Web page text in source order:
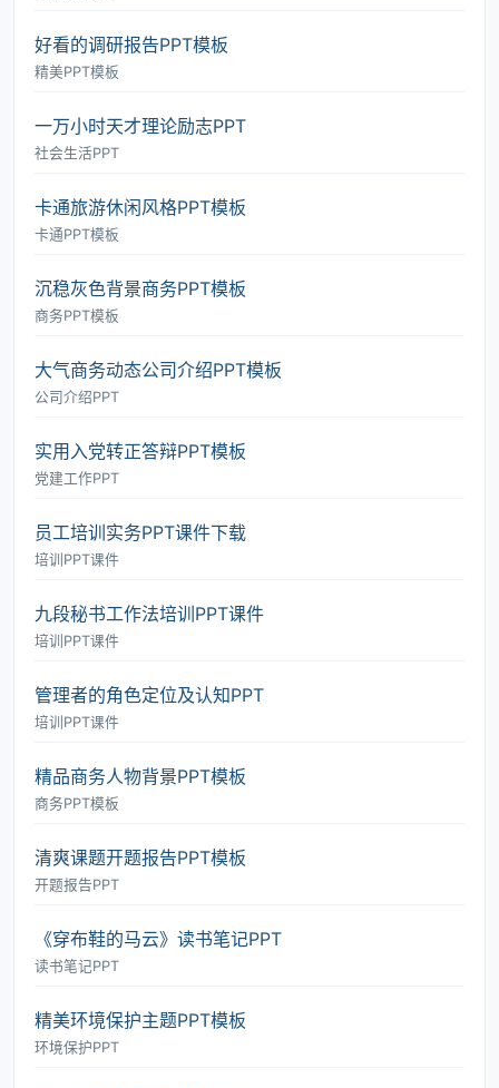
好看的调研报告PPT模板
精美PPT模板
一万小时天才理论励志PPT
社会生活PPT
卡通旅游休闲风格PPT模板
卡通PPT模板
沉稳灰色背景商务PPT模板
商务PPT模板
大气商务动态公司介绍PPT模板
公司介绍PPT
实用入党转正答辩PPT模板
党建工作PPT
员工培训实务PPT课件下载
培训PPT课件
九段秘书工作法培训PPT课件
培训PPT课件
管理者的角色定位及认知PPT
培训PPT课件
精品商务人物背景PPT模板
商务PPT模板
清爽课题开题报告PPT模板
开题报告PPT
《穿布鞋的马云》读书笔记PPT
读书笔记PPT
精美环境保护主题PPT模板
环境保护PPT